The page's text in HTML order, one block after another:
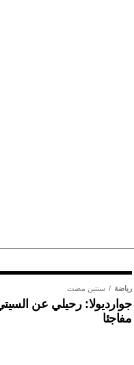
رياضة سنتين مضت
جوارديولا: رحيلي عن
مفاجئا